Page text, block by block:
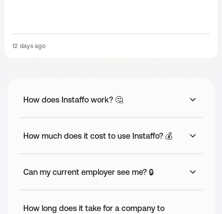
12 days ago
How does Instaffo work? 🤔
How much does it cost to use Instaffo? 💰
Can my current employer see me? 🔒
How long does it take for a company to